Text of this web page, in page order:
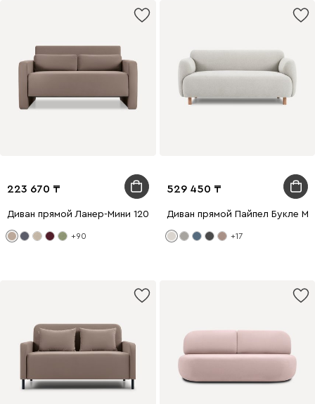
223 670
Диван прямой Ланер-Мини 120 Велюр Латте
+90
529 450
Диван прямой Пайпел Букле
+17